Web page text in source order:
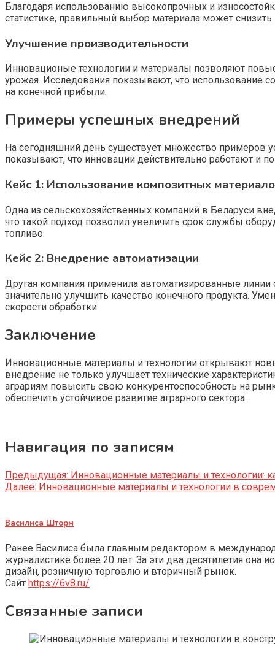
Благодаря использованию высокопрочных и
статистике, правильный выбор материала может снизить
Улучшение производительности
Инновационые технологии и материалы позволяют
урожая. Исследования показывают, что использование
на конечной прибыли.
Примеры успешных внедрений
На сегодняшний день существует множество примеров
показывают, что инновации действительно работают и
Кейс 1: Использование композитных
Одна из сельскохозяйственных компаний в Беларуси
что такой подход позволил увеличить срок службы
топливо.
Кейс 2: Внедрение автоматизации
Другая компания применила автоматизированные линии
значительно улучшить качество конечного продукта.
скорости обработки.
Заключение
Инновационные материалы и технологии открывают
внедрение не только улучшает технические
аграриям повысить свою конкурентоспособность на
обеспечить устойчивое развитие аграрного сектора.
Навигация по записям
Предыдущая: Инновационные материалы и технологии:
Далее: Инновационные материалы и технологии в
Василиса Шторм
Ранее Василиса была главным редактором в
журналистике более 20 лет. За эти два десятилетия
дизайн, розничную торговлю и вторичный рынок.
Сайт https://6v8.ru/
Связанные записи